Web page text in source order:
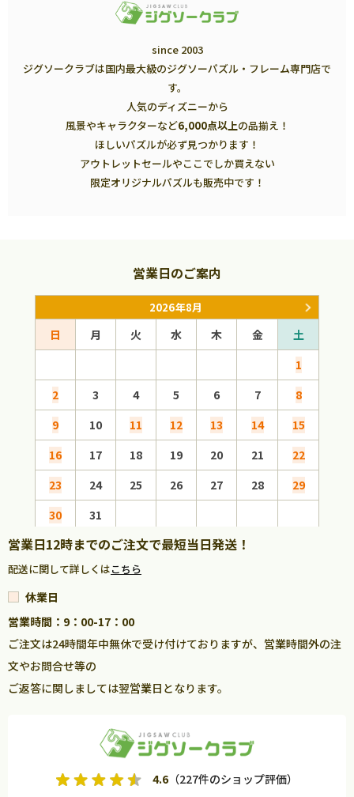
since 2003
ジグソークラブは国内最大級のジグソーパズル・フレーム専門店で
す。
人気のディズニーから
風景やキャラクターなど6,000点以上の品揃え！
ほしいパズルが必ず見つかります！
アウトレットセールやここでしか買えない
限定オリジナルパズルも販売中です！
営業日のご案内
2026年8月
日 月 火 水 木 金
土
1
2
3 4 5 6 7
8
9
10 11 12 13 14
15
16
17 18 19 20 21
22
23
24 25 26 27 28
29
30
31
営業日12時までのご注文で最短当日発送！
配送に関して詳しくはこちら
休業日
営業時間：9：00-17：00
ご注文は24時間年中無休で受け付けておりますが、営業時間外の注
文やお問合せ等の
ご返答に関しましては翌営業日となります。
4.6 （227件のショップ評価）